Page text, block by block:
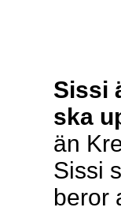
Sissi
ska
än
Sissi
beror